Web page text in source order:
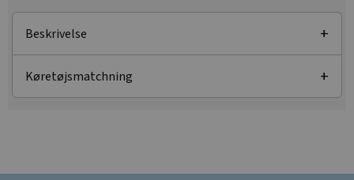
Beskrivelse
Køretøjsmatchning